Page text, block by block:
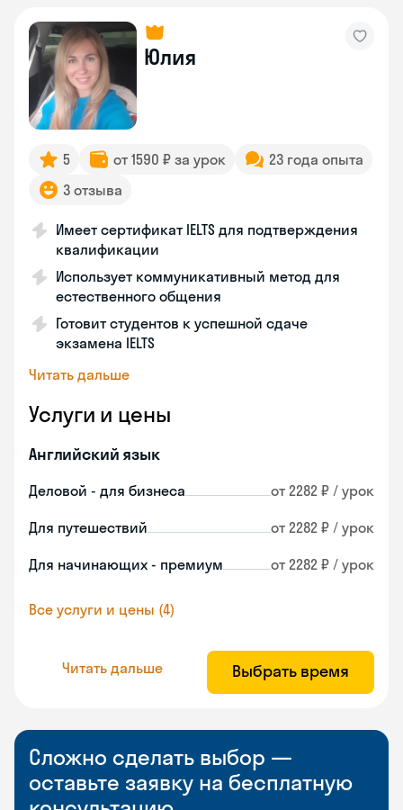
Юлия
5 от 1590 ₽ за урок
23 года опыта
3 отзыва
Имеет сертификат IELTS для подтверждения
квалификации
Использует коммуникативный метод для
естественного общения
Готовит студентов к успешной сдаче
экзамена IELTS
Читать дальше
Услуги и цены
Английский язык
Деловой - для бизнеса от 2282 ₽ / урок
Для путешествий от 2282 ₽ / урок
Для начинающих - премиум от 2282 ₽ / урок
Все услуги и цены (4)
Читать дальше Выбрать время
Сложно сделать выбор —
оставьте заявку на бесплатную